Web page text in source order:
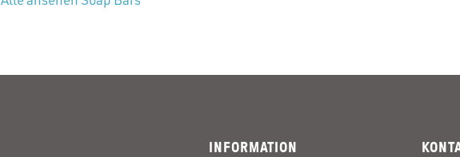
INFORMATION